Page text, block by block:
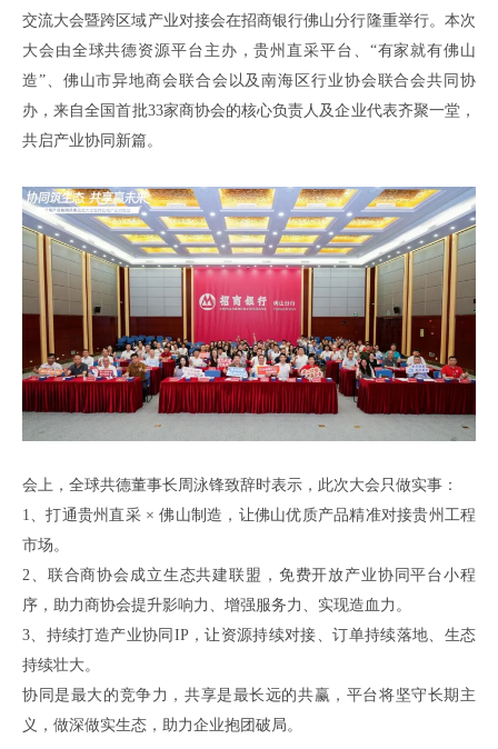
交流大会暨跨区域产业对接会在招商银行佛山分行 隆重举行。本次
大会由全球共德资源平台 主办，贵州直采平台、 “有家就有佛山
造”、佛山市异地商会联合会 以及南海区行业协会联合会共同协
办，来自全国首批33家商协会的核心负责人及企业代表齐聚一堂，
共启产业协同新篇。
会上 ， 全球共德董事长周泳锋致辞时表示， 此次大会只做实事 ：
1、打通贵州直采 × 佛山制造，让佛山优质产品精准对接贵州工程
市场。
2、 联合商协会成立生态共建联盟，免费开放产业协同平台小程
序，助力商协会提升影响力、增强服务力、实现造血力。
3、 持续打造产业协同 IP，让资源持续对接、订单持续落地、生态
持续壮大。
协同是最大的竞争力，共享是最长远的共赢，平台将坚守长期主
义，做深做实生态，助力企业抱团破局。